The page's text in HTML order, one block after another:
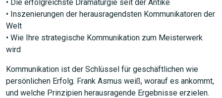
• Die erfolgreichste Dramaturgie seit der Antike
• Inszenierungen der herausragendsten Kommunikatoren der
Welt
• Wie Ihre strategische Kommunikation zum Meisterwerk
wird
Kommunikation ist der Schlüssel für geschäftlichen wie
persönlichen Erfolg. Frank Asmus weiß, worauf es ankommt,
und welche Prinzipien herausragende Ergebnisse erzielen.